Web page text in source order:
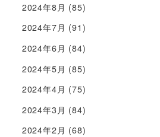
2024年8月 (85)
2024年7月 (91)
2024年6月 (84)
2024年5月 (85)
2024年4月 (75)
2024年3月 (84)
2024年2月 (68)